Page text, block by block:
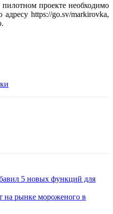
проекте необходимо
https://go.sv/markirovka,
5 новых функций для
на рынке мороженого в